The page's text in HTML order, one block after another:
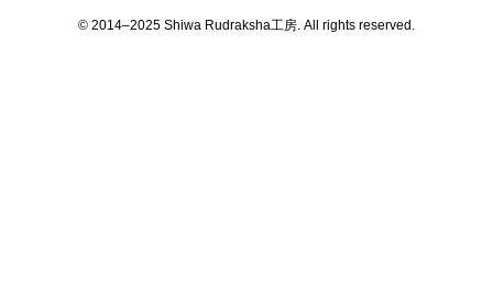
© 2014–2025 Shiwa Rudraksha工房. All rights reserved.